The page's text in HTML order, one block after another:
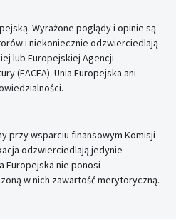
Wyrażone poglądy i opinie są
i niekoniecznie odzwierciedlają
lub Europejskiej Agencji
(EACEA). Unia Europejska ani
przy wsparciu finansowym Komisji
odzwierciedlają jedynie
Europejska nie ponosi
w nich zawartość merytoryczną.